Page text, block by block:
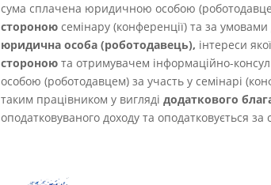
сума сплачена юридичною особою
стороною семінару (конференції) та за
юридична особа (роботодавець), інтереси
стороною та отримувачем інформаційно-
особою (роботодавцем) за участь у семінарі
таким працівником у вигляді додаткового
оподатковуваного доходу та оподатковується за